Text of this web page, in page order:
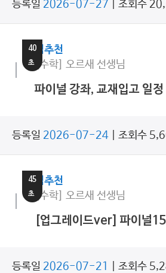
등록일 2026-07-27 | 조회수
40
초
쌤추천
[수학] 오르새 선생님
파이널 강좌, 교재입고 일
등록일 2026-07-24 | 조회수
45
초
쌤추천
[수학] 오르새 선생님
[업그레이드ver] 파이널
등록일 2026-07-21 | 조회수